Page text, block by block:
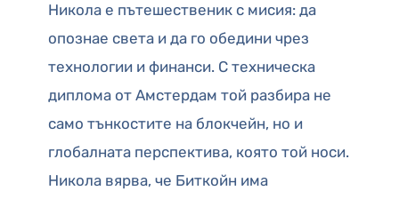
Никола е пътешественик с мисия: да
опознае света и да го обедини чрез
технологии и финанси. С техническа
диплома от Амстердам той разбира не
само тънкостите на блокчейн, но и
глобалната перспектива, която той носи.
Никола вярва, че Биткойн има